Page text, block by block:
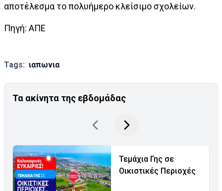
αποτέλεσμα το πολυήμερο κλείσιμο σχολείων.
Πηγή: ΑΠΕ
Tags: ιαπωνια
Τα ακίνητα της εβδομάδας
Τεμάχια Γης σε
Οικιστικές Περιοχές